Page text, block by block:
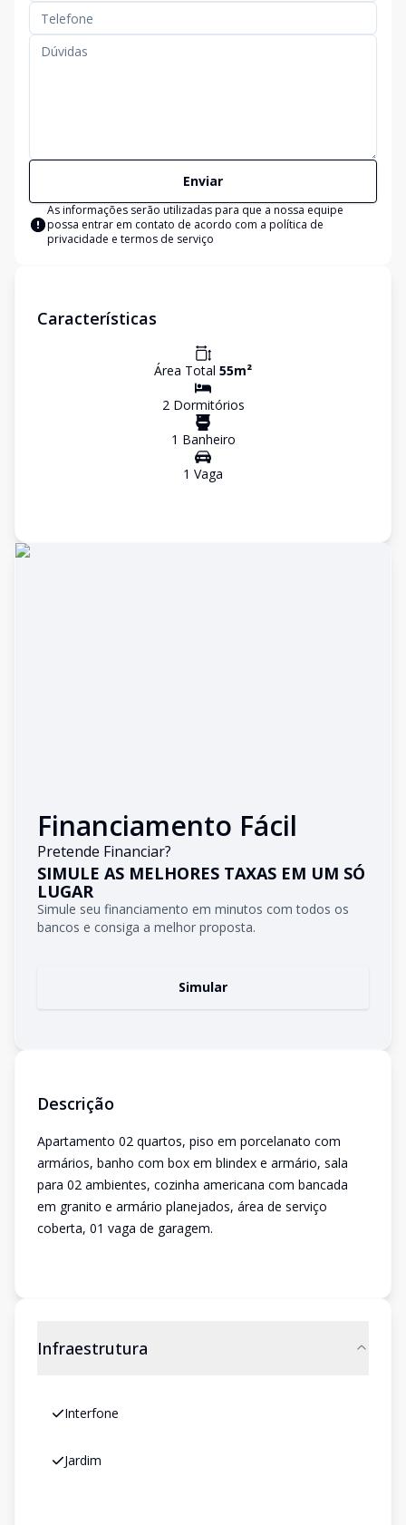
Enviar
As informações serão utilizadas para que a nossa equipe
possa entrar em contato de acordo com a política de
privacidade e termos de serviço
Características
Área Total 55m²
2Dormitórios
1 Banheiro
1 Vaga
Financiamento Fácil
Pretende Financiar?
SIMULE AS MELHORES TAXAS EM UM SÓ
LUGAR
Simule seu financiamento em minutos com todos os
bancos e consiga a melhor proposta.
Simular
Descrição
Apartamento 02 quartos, piso em porcelanato com
armários, banho com box em blindex e armário, sala
para 02 ambientes, cozinha americana com bancada
em granito e armário planejados, área de serviço
coberta, 01 vaga de garagem.
Infraestrutura
Interfone
Jardim